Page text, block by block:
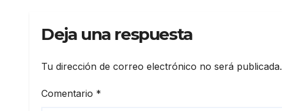
Deja una respuesta
Tu dirección de correo electrónico no será publicada.
Comentario *